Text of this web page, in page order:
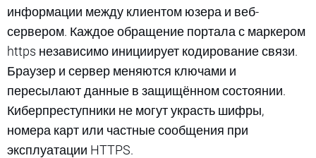
информации между клиентом юзера и веб-
сервером. Каждое обращение портала с маркером
https независимо инициирует кодирование связи.
Браузер и сервер меняются ключами и
пересылают данные в защищённом состоянии.
Киберпреступники не могут украсть шифры,
номера карт или частные сообщения при
эксплуатации HTTPS.